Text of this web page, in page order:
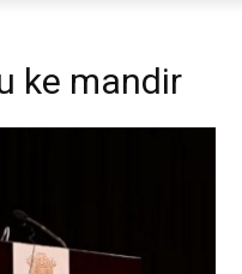
ke mandir